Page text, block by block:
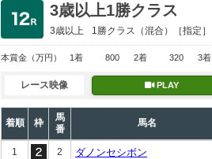
3歳以上1勝クラス
3歳以上 1勝クラス （混合）［指定］
本賞金 （万円） 1着 800 2着 320 3着
レース映像 PLAY
着順 枠
馬
番
馬名
1 2 ダノンセシボン